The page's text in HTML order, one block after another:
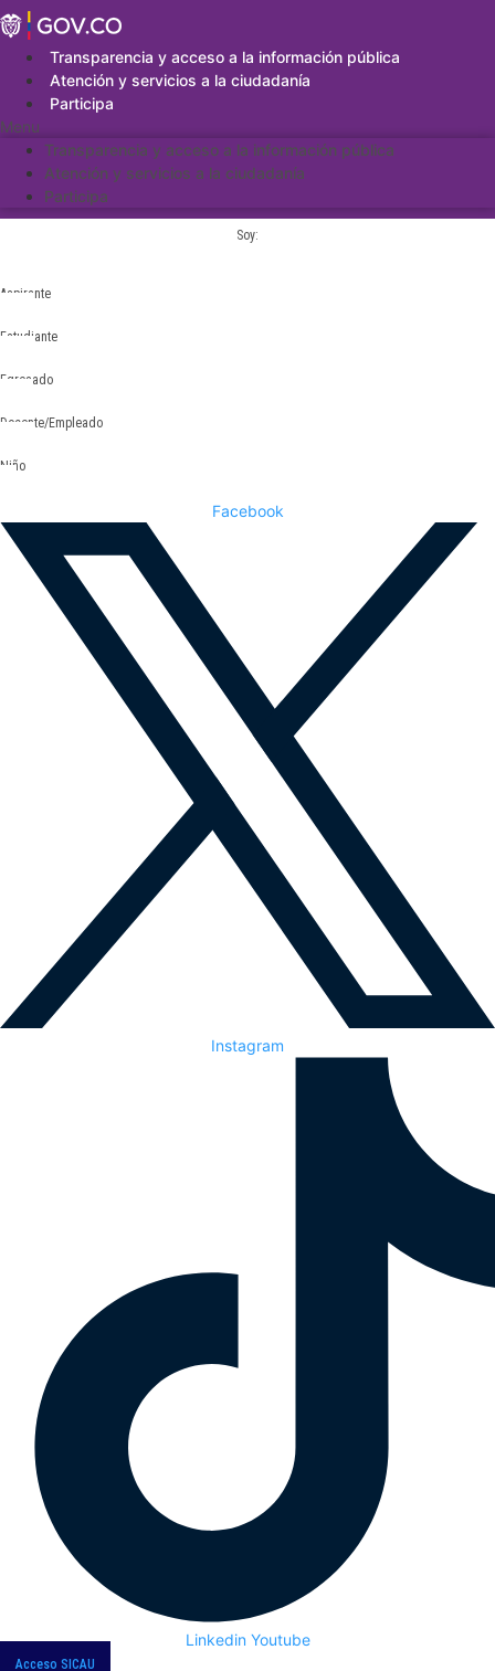
Saltar
al
contenidoTransparencia y acceso a la información pública
Atención y servicios a la ciudadanía
Participa
Menu
Transparencia y acceso a la información pública
Atención y servicios a la ciudadanía
Participa
Soy:
Aspirante
Estudiante
Egresado
Docente/Empleado
Niño
Facebook
Instagram
Linkedin Youtube
Acceso SICAU